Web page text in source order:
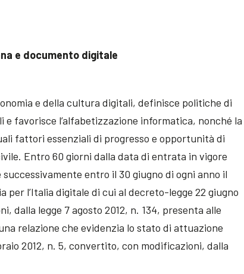
e documento digitale
e della cultura digitali, definisce politiche di
favorisce l’alfabetizzazione informatica, nonché la
fattori essenziali di progresso e opportunità di
Entro 60 giorni dalla data di entrata in vigore
entro il 30 giugno di ogni anno il
per l’Italia digitale di cui al decreto-legge 22 giugno
dalla legge 7 agosto 2012, n. 134, presenta alle
relazione che evidenzia lo stato di attuazione
2012, n. 5, convertito, con modificazioni, dalla